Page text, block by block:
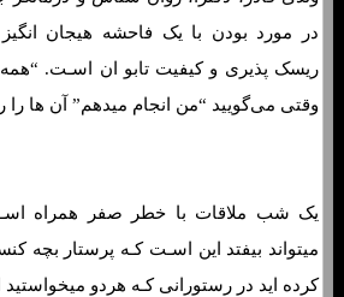
در مورد بودن با یک فاحشه هیجان
ریسک پذیری و کیفیت تابو ان اسـت. “همه
وقتی می‌گویید “من انجام میدهم” آن ها را
یک شب ملاقات با خطر صفر همراه
میتواند بیفتد این اسـت کـه پرستار بچه
کرده اید در رستورانی کـه هردو میخواستید